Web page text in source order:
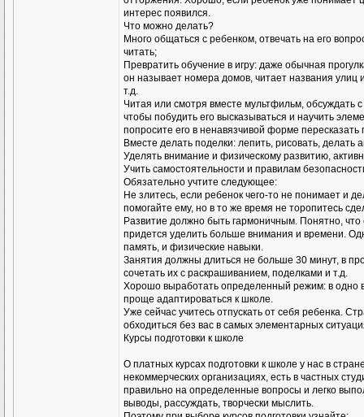
интерес появился.
Что можно делать?
Много общаться с ребенком, отвечать на его
читать;
Превратить обучение в игру: даже обычная
он называет номера домов, читает названия улиц
т.д.
Читая или смотря вместе мультфильм, обсуждать
чтобы побудить его высказываться и научить
попросите его в ненавязчивой форме пересказать
Вместе делать поделки: лепить, рисовать, делать
Уделять внимание и физическому развитию,
Учить самостоятельности и правилам
Обязательно учтите следующее:
Не злитесь, если ребенок чего-то не понимает и
помогайте ему, но в то же время не торопитесь
Развитие должно быть гармоничным. Понятно, что
придется уделить больше внимания и времени.
память, и физические навыки.
Занятия должны длиться не больше 30 минут, в
сочетать их с раскрашиванием, поделками и т.д.
Хорошо выработать определенный режим: в одно
проще адаптироваться к школе.
Уже сейчас учитесь отпускать от себя ребенка.
обходиться без вас в самых элементарных
Курсы подготовки к школе
О платных курсах подготовки к школе у нас в
некоммерческих организациях, есть в частных
правильно на определенные вопросы и легко
выводы, рассуждать, творчески мыслить.